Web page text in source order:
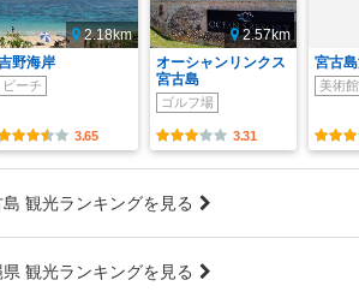
2.18km
野海岸
ビーチ
3.65
2.57km
オーシャンリンクス
宮古島
ゴルフ場
3.31
宮古
美術
観光ランキングを見る
観光ランキングを見る